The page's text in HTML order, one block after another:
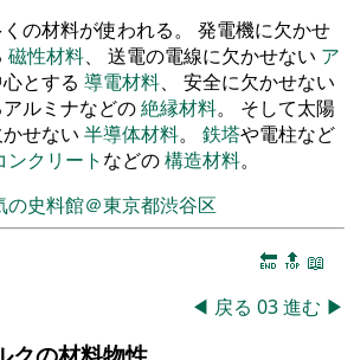
の材料が使われる。 発電機に欠かせ
磁性材料、 送電の電線に欠かせない ア
とする 導電材料、 安全に欠かせない
ルミナなどの絶縁材料。 そして太陽
せない 半導体材料。 鉄塔や電柱など
ンクリート などの構造材料。
の史料館＠東京都渋谷区
🔚 🔝 📖
◀ 戻る 03進む ▶